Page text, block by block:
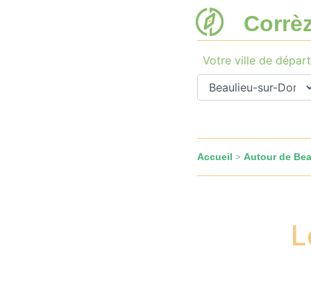
Votre ville de départ
Accueil > Autour de